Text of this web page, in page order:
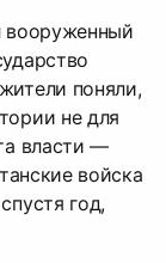
вооруженный
поняли,
не для
власти —
войска
год,